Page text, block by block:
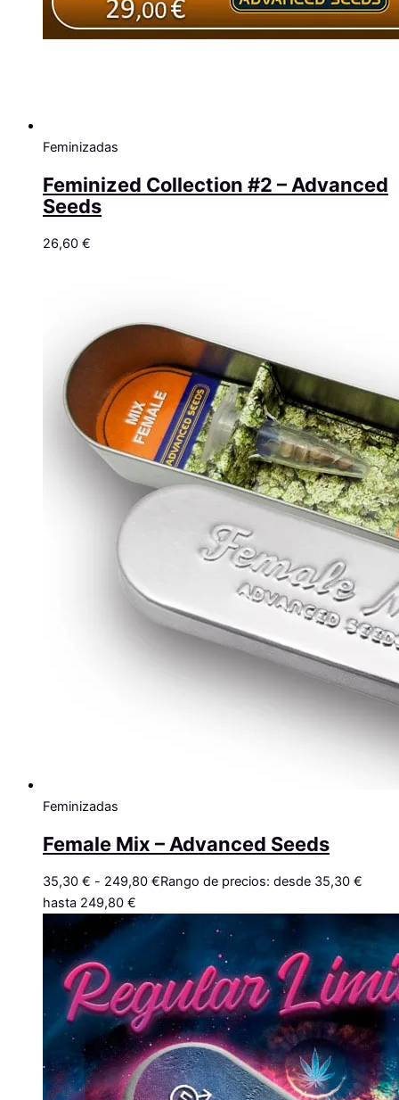
Feminizadas
Feminized Collection #2 – Advanced
Seeds
26,60 €
Feminizadas
Female Mix – Advanced Seeds
35,30 € - 249,80 €Rango de precios: desde 35,30 €
hasta 249,80 €